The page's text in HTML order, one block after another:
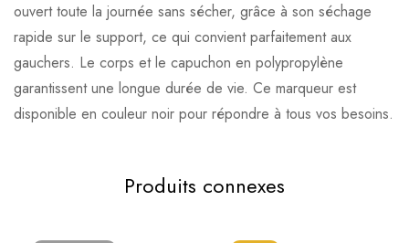
ouvert toute la journée sans sécher, grâce à son séchage
rapide sur le support, ce qui convient parfaitement aux
gauchers. Le corps et le capuchon en polypropylène
garantissent une longue durée de vie. Ce marqueur est
disponible en couleur noir pour répondre à tous vos besoins.
Produits connexes